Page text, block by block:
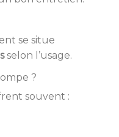
se situe
selon l’usage.
?
souvent :